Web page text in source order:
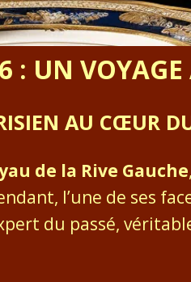
: UN VOYAGE
AU CŒUR
de la Rive Gauche
l’une de ses
du passé,